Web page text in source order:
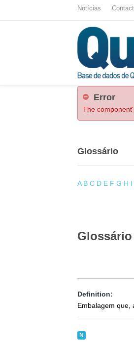
Notícias
Error
The
Glossário
A B C D E F G H I
Glossário
Definition:
Embalagem que,
N